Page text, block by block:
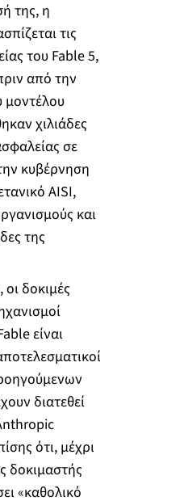
της, η
τις
του Fable 5,
από την
μοντέλου
χιλιάδες
σε
κυβέρνηση
AISI,
και
της
δοκιμές
είναι
διατεθεί
ότι, μέχρι
δοκιμαστής
«καθολικό